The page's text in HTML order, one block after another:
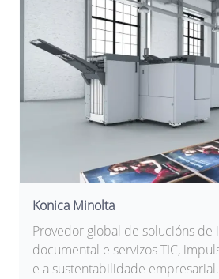
Konica Minolta
Provedor global de solucións de
documental e servizos TIC,
e a sustentabilidade empresarial.